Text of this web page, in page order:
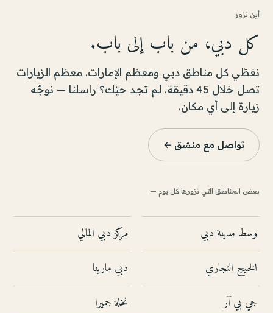
أين نزور
كل دبي، من باب إلى باب.
نغطّي كل مناطق دبي ومعظم الإمارات. معظم الزيارات
تصل خلال 45 دقيقة. لم تجد حيّك؟ راسلنا — نوجّه
زيارة إلى أي مكان.
تواصل مع منسّق ←
بعض المناطق التي نزورها كل يوم —
وسط مدينة دبي
مركز دبي المالي
الخليج التجاري
دبي مارينا
جي بي آر
نخلة جميرا